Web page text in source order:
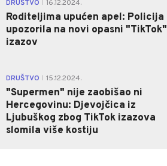
DRUŠTVO 16.12.2024.
Roditeljima upućen apel: Policija
upozorila na novi opasni "TikTok"
izazov
DRUŠTVO 15.12.2024.
"Supermen" nije zaobišao ni
Hercegovinu: Djevojčica iz
Ljubuškog zbog TikTok izazova
slomila više kostiju